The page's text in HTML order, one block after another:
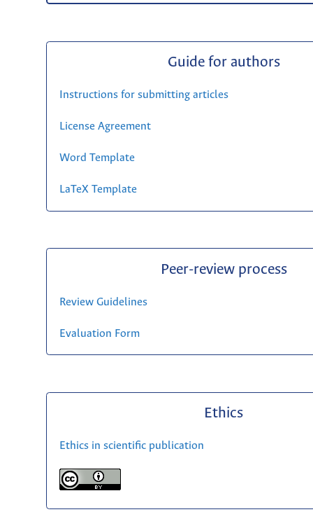
Guide for authors
Instructions for submitting articles
License Agreement
Word Template
LaTeX Template
Peer-review process
Review Guidelines
Evaluation Form
Ethics
Ethics in scientific publication